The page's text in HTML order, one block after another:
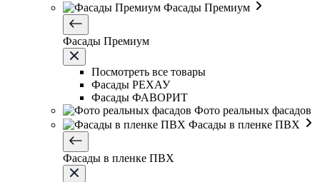
Фасады Премиум
Фасады Премиум
Посмотреть все товары
Фасады РЕХАУ
Фасады ФАВОРИТ
Фото реальных фасадов
Фасады в пленке ПВХ
Фасады в пленке ПВХ